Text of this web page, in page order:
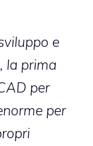
e
la prima
per
per